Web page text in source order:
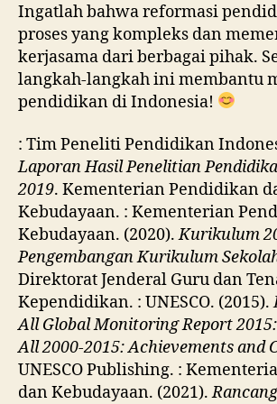
Ingatlah bahwa reformasi
proses yang kompleks dan
kerjasama dari berbagai pihak.
langkah-langkah ini membantu
pendidikan di Indonesia!
: Tim Peneliti Pendidikan
Laporan Hasil Penelitian
2019. Kementerian Pendidikan
Kebudayaan. : Kementerian
Kebudayaan. (2020).Kurikulum
Pengembangan Kurikulum
Direktorat Jenderal Guru dan
Kependidikan. : UNESCO. (2015).
All Global Monitoring Report
All 2000-2015: Achievements and
UNESCO Publishing. :
dan Kebudayaan. (2021).